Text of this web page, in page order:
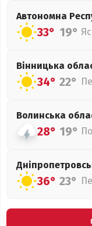
Автономна
33° 19°
Вінницька
34° 22°
Волинська
28° 19°
36° 23°